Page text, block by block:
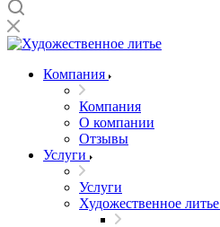
Компания
Компания
О компании
Отзывы
Услуги
Услуги
Художественное литье